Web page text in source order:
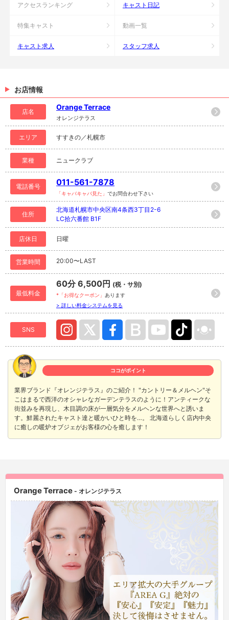
アクセスランキング キャスト日記
特集キャスト 動画一覧
キャスト求人 スタッフ求人
お店情報
店名
Orange Terrace
オレンジテラス
エリア すすきの／札幌市
業種 ニュークラブ
電話番号 011-561-7878
「キャバキャバ見た」 でお問合わせ下さい
住所
北海道札幌市中央区南4条西3丁目2-6
LC拾六番館 B1F
店休日 日曜
営業時間 20:00〜LAST
最低料金
60分 6,500円 (税・サ別)
*「お得なクーポン」 あります
> 詳しい料金システムを見る
SNS
ココがポイント
業界ブランド『オレンジテラス』のご紹介！ "カントリー＆メルヘン"そ
こはまるで西洋のオシャレなガーデンテラスのように！アンティークな
街並みを再現し、木目調の床が一層気分をメルヘンな世界へと誘いま
す。鮮麗されたキャスト達と暖かいひと時を…。 北海道らしく店内中央
に癒しの暖炉オブジェがお客様の心を癒します！
Orange Terrace - オレンジテラス